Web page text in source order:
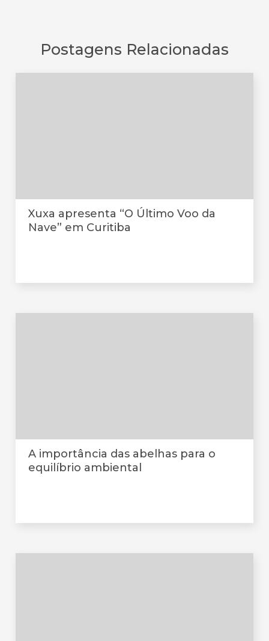
Postagens Relacionadas
Xuxa apresenta “O Último Voo da
Nave” em Curitiba
A importância das abelhas para o
equilíbrio ambiental